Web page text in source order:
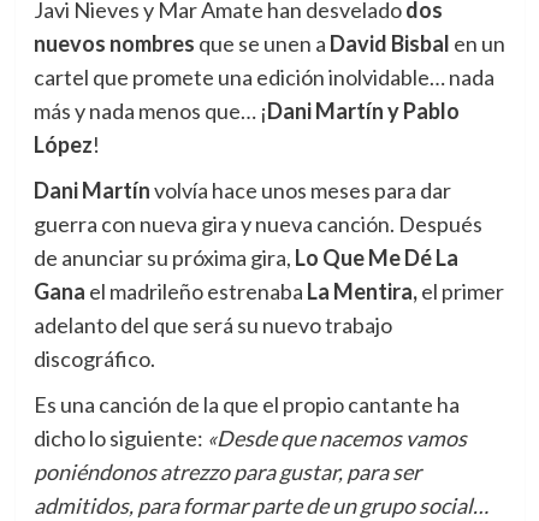
Javi Nieves y Mar Amate han desveladodos
nuevos nombres que se unen a David Bisbal en un
cartel que promete una edición inolvidable… nada
más y nada menos que… ¡Dani Martín y Pablo
López!
Dani Martínvolvía hace unos meses para dar
guerra con nueva gira y nueva canción. Después
de anunciar su próxima gira, Lo Que Me Dé La
Gana el madrileño estrenaba La Mentira,el primer
adelanto del que será su nuevo trabajo
discográfico.
Es una canción de la que el propio cantante ha
dicho lo siguiente: «Desde que nacemos vamos
poniéndonos atrezzo para gustar, para ser
admitidos, para formar parte de un grupo social…